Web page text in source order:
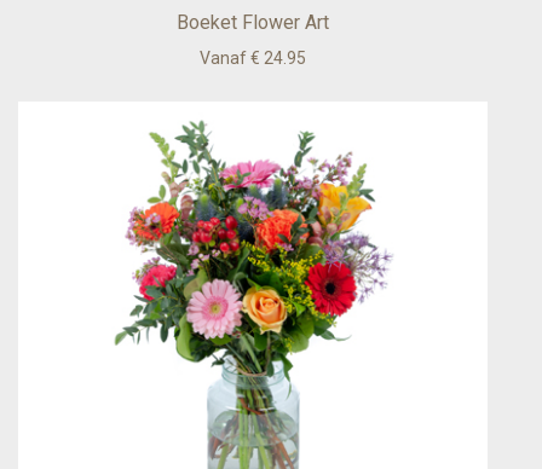
Boeket Flower Art
Vanaf € 24.95